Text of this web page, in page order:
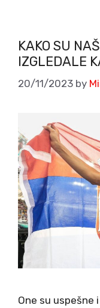
KAKO SU
IZGLEDALE
20/11/2023 by
One su uspešne